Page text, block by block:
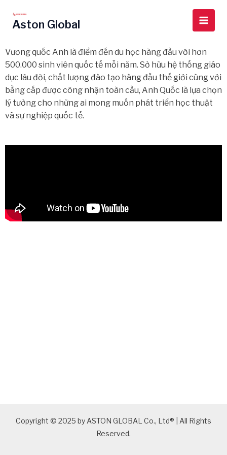
content
Aston Global
Main
Vương quốc Anh là điểm đến du học hàng đầu với hơn
500.000 sinh viên quốc tế mỗi năm. Sở hữu hệ thống giáo
dục lâu đời, chất lượng đào tạo hàng đầu thế giới cùng với
bằng cấp được công nhận toàn cầu, Anh Quốc là lựa chọn
lý tưởng cho những ai mong muốn phát triển học thuật
và sự nghiệp quốc tế.
Copyright © 2025 by ASTON GLOBAL Co., Ltd® | All Rights
Reserved.